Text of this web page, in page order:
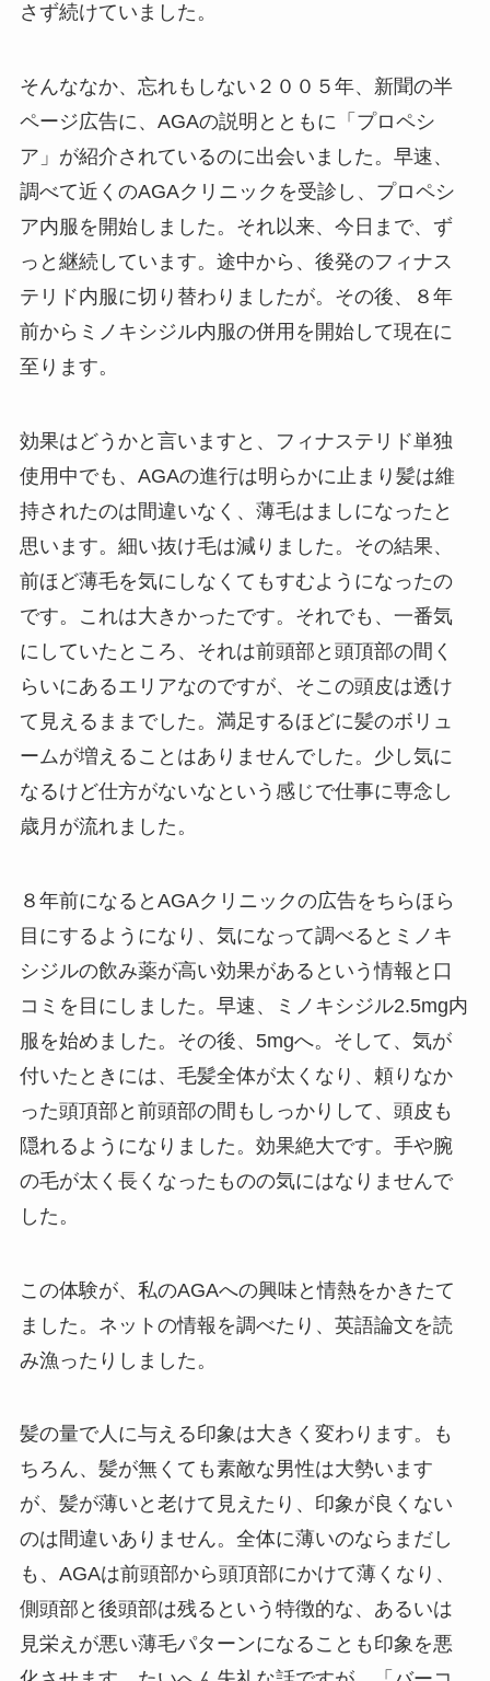
さず続けていました。
そんななか、忘れもしない２００５年、新聞の半
ページ広告に、AGAの説明とともに「プロペシ
ア」が紹介されているのに出会いました。早速、
調べて近くのAGAクリニックを受診し、プロペシ
ア内服を開始しました。それ以来、今日まで、ず
っと継続しています。途中から、後発のフィナス
テリド内服に切り替わりましたが。その後、８年
前からミノキシジル内服の併用を開始して現在に
至ります。
効果はどうかと言いますと、フィナステリド単独
使用中でも、AGAの進行は明らかに止まり髪は維
持されたのは間違いなく、薄毛はましになったと
思います。細い抜け毛は減りました。その結果、
前ほど薄毛を気にしなくてもすむようになったの
です。これは大きかったです。それでも、一番気
にしていたところ、それは前頭部と頭頂部の間く
らいにあるエリアなのですが、そこの頭皮は透け
て見えるままでした。満足するほどに髪のボリュ
ームが増えることはありませんでした。少し気に
なるけど仕方がないなという感じで仕事に専念し
歳月が流れました。
８年前になるとAGAクリニックの広告をちらほら
目にするようになり、気になって調べるとミノキ
シジルの飲み薬が高い効果があるという情報と口
コミを目にしました。早速、ミノキシジル2.5mg内
服を始めました。その後、5mgへ。そして、気が
付いたときには、毛髪全体が太くなり、頼りなか
った頭頂部と前頭部の間もしっかりして、頭皮も
隠れるようになりました。効果絶大です。手や腕
の毛が太く長くなったものの気にはなりませんで
した。
この体験が、私のAGAへの興味と情熱をかきたて
ました。ネットの情報を調べたり、英語論文を読
み漁ったりしました。
髪の量で人に与える印象は大きく変わります。も
ちろん、髪が無くても素敵な男性は大勢います
が、髪が薄いと老けて見えたり、印象が良くない
のは間違いありません。全体に薄いのならまだし
も、AGAは前頭部から頭頂部にかけて薄くなり、
側頭部と後頭部は残るという特徴的な、あるいは
見栄えが悪い薄毛パターンになることも印象を悪